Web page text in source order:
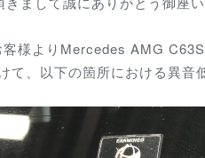
様よりMercedes AMG
て、以下の箇所における異音